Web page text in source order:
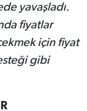
yavaşladı.
fiyatlar
için fiyat
gibi